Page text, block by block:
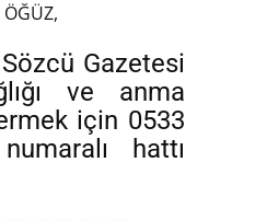
Gazetesi
ve anma
için 0533
hattı